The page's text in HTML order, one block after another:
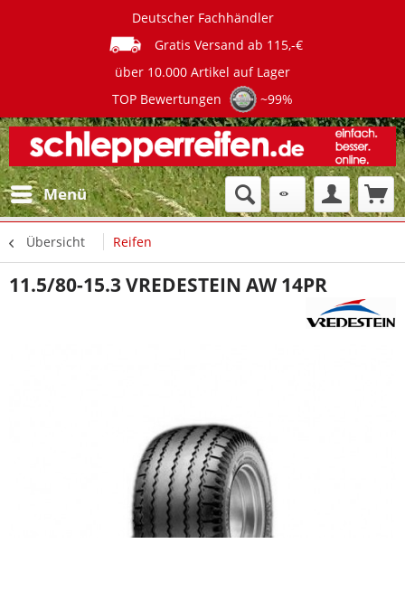
Deutscher Fachhändler
Gratis Versand ab 115,-€
über 10.000 Artikel auf Lager
TOP Bewertungen
~99%
Menü
Übersicht Reifen
11.5/80-15.3 VREDESTEIN AW 14PR